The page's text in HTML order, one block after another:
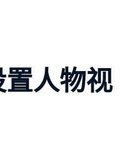
人物视